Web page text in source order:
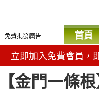
免費批發廣告 首頁
立即加入免費會員，
【金門一條